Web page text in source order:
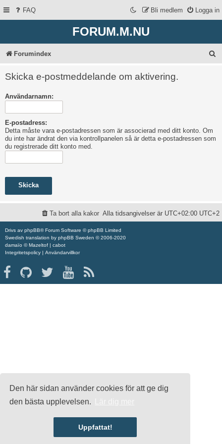
Den här sidan använder cookies för att ge dig
den bästa upplevelsen.
Uppfattat!
FAQ Logga in
Bli medlem
FORUM.M.NU
Forumindex
Skicka e-postmeddelande om aktivering.
Användarnamn:
E-postadress:
Detta måste vara e-postadressen som är associerad med ditt konto. Om
du inte har ändrat den via kontrollpanelen så är detta e-postadressen som
du registrerade ditt konto med.
Alla tidsangivelser är UTC+02:00 UTC+2
Ta bort alla kakor
Drivs av phpBB® Forum Software © phpBB Limited
Swedish translation by phpBB Sweden © 2006-2020
damaïo © Mazeltof
cabot
Integritetspolicy
Användarvillkor